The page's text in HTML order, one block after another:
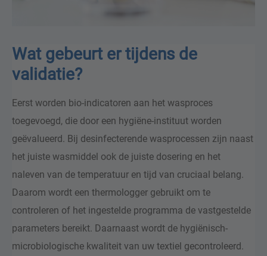
Wat gebeurt er tijdens de
validatie?
Eerst worden bio-indicatoren aan het wasproces
toegevoegd, die door een hygiëne-instituut worden
geëvalueerd. Bij desinfecterende wasprocessen zijn naast
het juiste wasmiddel ook de juiste dosering en het
naleven van de temperatuur en tijd van cruciaal belang.
Daarom wordt een thermologger gebruikt om te
controleren of het ingestelde programma de vastgestelde
parameters bereikt. Daarnaast wordt de hygiënisch-
microbiologische kwaliteit van uw textiel gecontroleerd.